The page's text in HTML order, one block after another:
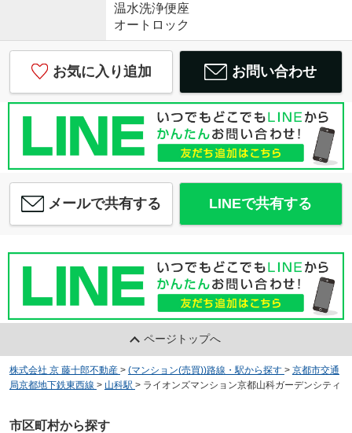
温水洗浄便座
オートロック
お気に入り追加 お問い合わせ
メールで共有する LINEで共有する
ページトップへ
株式会社 京 藤十郎不動産 > (マンション(売買))路線・駅から探す > 京都市交通
局京都地下鉄東西線 > 山科駅 > ライオンズマンション京都山科ガーデンシティ
市区町村から探す